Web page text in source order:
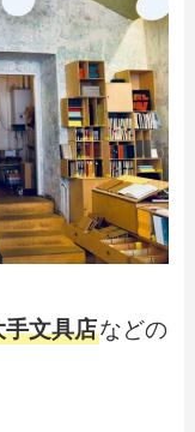
手文具店などの